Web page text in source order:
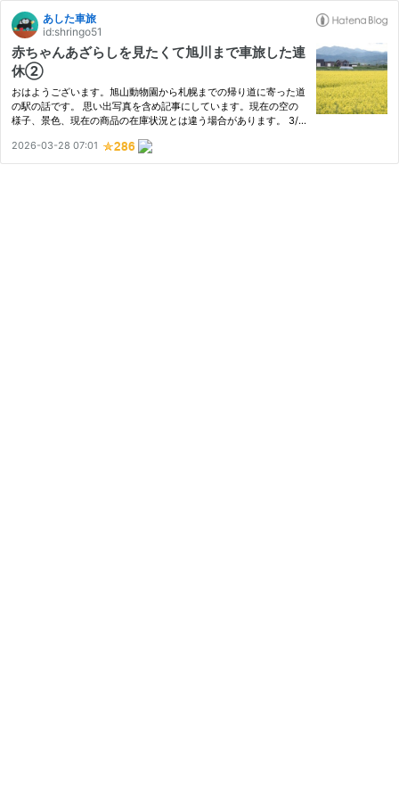
あした車旅
id:shringo51
赤ちゃんあざらしを見たくて旭川まで車旅した連
休②
おはようございます。旭山動物園から札幌までの帰り道に寄った道
の駅の話です。 思い出写真を含め記事にしています。現在の空の
様子、景色、現在の商品の在庫状況とは違う場合があります。 3/2
ホワイトアウトの時間帯もあった連休でした。 道の駅に話を限定…
2026-03-28 07:01